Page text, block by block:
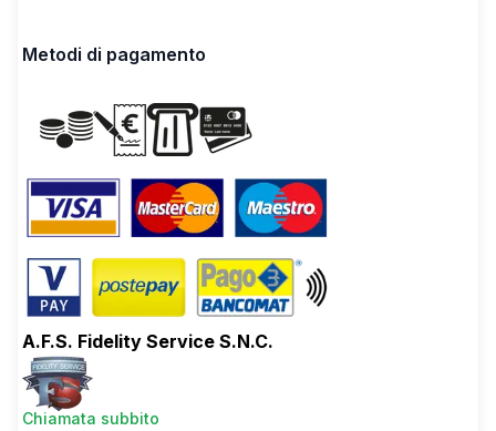
Metodi di pagamento
A.F.S. Fidelity Service S.N.C.
Chiamata subbito